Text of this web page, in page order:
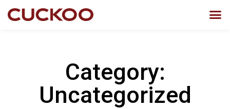
Category:
Uncategorized